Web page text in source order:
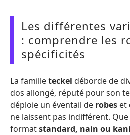
Les différentes
: comprendre les
spécificités
La familleteckel déborde de
dos allongé, réputé pour son
déploie un éventail de robes et
ne laissent pas indifférent. Que
formatstandard, nain ou